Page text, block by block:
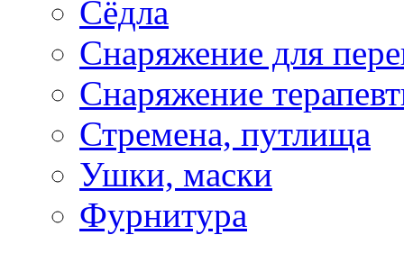
Сёдла
Снаряжение для
Снаряжение
Стремена, путлища
Ушки, маски
Фурнитура